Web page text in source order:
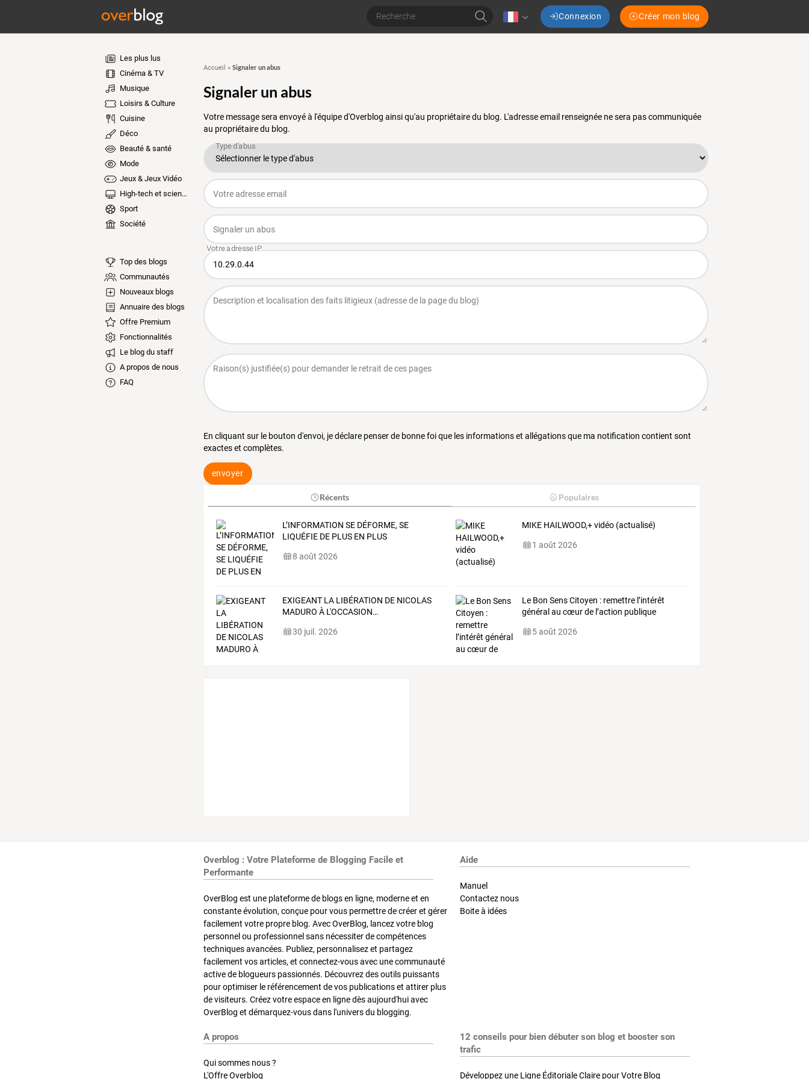
Connexion Créer mon blog
Les plus lus
Cinéma & TV
Musique
Loisirs & Culture
Cuisine
Déco
Beauté & santé
Mode
Jeux & Jeux Vidéo
High-tech et sciences
Sport
Société
Top des blogs
Communautés
Nouveaux blogs
Annuaire des blogs
Offre Premium
Fonctionnalités
Le blog du staff
A propos de nous
FAQ
Accueil » Signaler un abus
Signaler un abus
Votre message sera envoyé à l'équipe d'Overblog ainsi qu'au propriétaire du blog. L'adresse email renseignée ne sera pas communiquée
au propriétaire du blog.
En cliquant sur le bouton d'envoi, je déclare penser de bonne foi que les informations et allégations que ma notification contient sont
exactes et complètes.
envoyer
Récents Populaires
L’INFORMATION SE DÉFORME, SE
LIQUÉFIE DE PLUS EN PLUS
8 août 2026
MIKE HAILWOOD,+ vidéo (actualisé)
1 août 2026
EXIGEANTLALIBÉRATION DENICOLAS
MADURO ÀL'OCCASION…
30 juil. 2026
Le Bon Sens Citoyen : remettre l’intérêt
général au cœur de l’action publique
5 août 2026
Overblog : Votre Plateforme de Blogging Facile et
Performante
OverBlog est une plateforme de blogs en ligne, moderne et en
constante évolution, conçue pour vous permettre de créer et gérer
facilement votre propre blog. Avec OverBlog, lancez votre blog
personnel ou professionnel sans nécessiter de compétences
techniques avancées. Publiez, personnalisez et partagez
facilement vos articles, et connectez-vous avec une communauté
active de blogueurs passionnés. Découvrez des outils puissants
pour optimiser le référencement de vos publications et attirer plus
de visiteurs. Créez votre espace en ligne dès aujourd'hui avec
OverBlog et démarquez-vous dans l'univers du blogging.
Aide
Manuel
Contactez nous
Boite à idées
A propos
Qui sommes nous ?
L'Offre Overblog
12 conseils pour bien débuter son blog et booster son
trafic
Développez une Ligne Éditoriale Claire pour Votre Blog